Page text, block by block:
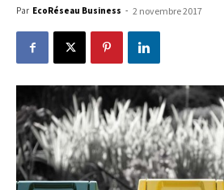
Par EcoRéseau Business - 2 novembre 2017